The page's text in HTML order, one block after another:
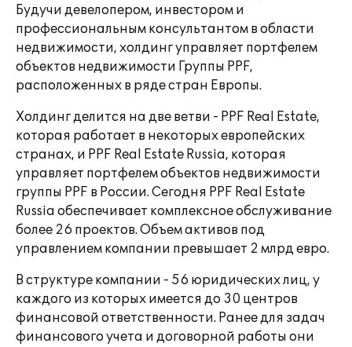
Будучи девелопером, инвестором и
профессиональным консультантом в области
недвижимости, холдинг управляет портфелем
объектов недвижимости Группы PPF,
расположенных в ряде стран Европы.
Холдинг делится на две ветви - PPF Real Estate,
которая работает в некоторых европейских
странах, и PPF Real Estate Russia, которая
управляет портфелем объектов недвижимости
группы PPF в России. Сегодня PPF Real Estate
Russia обеспечивает комплексное обслуживание
более 26 проектов. Объем активов под
управлением компании превышает 2 млрд евро.
В структуре компании - 56 юридических лиц, у
каждого из которых имеется до 30 центров
финансовой ответственности. Ранее для задач
финансового учета и договорной работы они